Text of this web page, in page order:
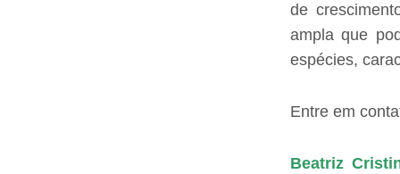
de
ampla que
espécies,
Entre em
Beatriz